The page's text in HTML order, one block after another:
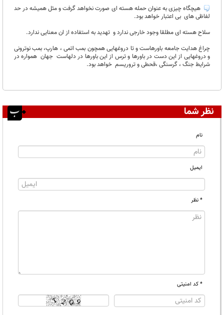
هیچگاه چیزی به عنوان حمله هسته ای صورت نخواهد گرفت و مثل همیشه در حد
لفاظی های بی اعتبار خواهد بود.
سلاح هسته ای مطلقا وجود خارجی ندارد و تهدید به استفاده از ان معنایی ندارد.
چراغ هدایت جامعه باورهاست و تا دروغهایی همچون بمب اتمی ، هارپ، بمب نوترونی
و دروغهایی از این دست در باورها و ترس از این باورها در دلهاست جهان همواره در
شرایط جنگ ، گرسنگی ،قحطی و تروریسم خواهد بود.
نظر شما
نام
ایمیل
* نظر
* کد امنیتی